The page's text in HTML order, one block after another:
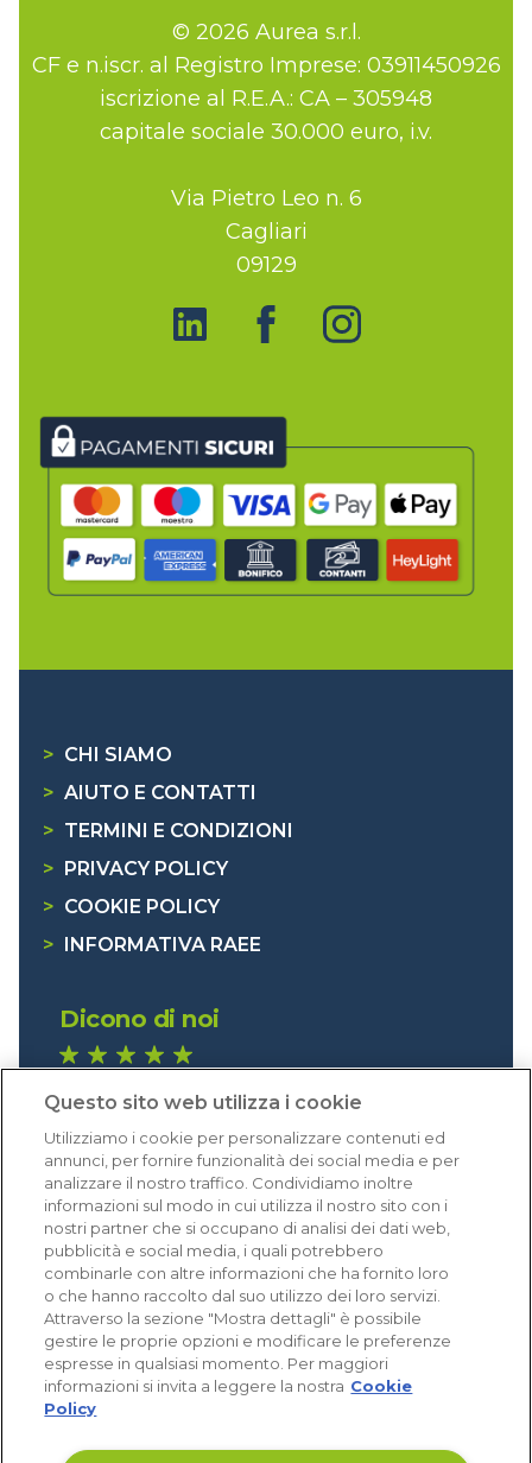
© 2026 Aurea s.r.l.
CF e n.iscr. al Registro Imprese: 03911450926
iscrizione al R.E.A.: CA – 305948
capitale sociale 30.000 euro, i.v.
Via Pietro Leo n. 6
Cagliari
09129
> CHI SIAMO
> AIUTO E CONTATTI
> TERMINI E CONDIZIONI
> PRIVACY POLICY
> COOKIE POLICY
> INFORMATIVA RAEE
Dicono di noi
Eccellente (4,8)
Acquisti verificati
Questo sito web utilizza i cookie
Utilizziamo i cookie per personalizzare contenuti ed
annunci, per fornire funzionalità dei social media e per
analizzare il nostro traffico. Condividiamo inoltre
informazioni sul modo in cui utilizza il nostro sito con i
nostri partner che si occupano di analisi dei dati web,
pubblicità e social media, i quali potrebbero
combinarle con altre informazioni che ha fornito loro
o che hanno raccolto dal suo utilizzo dei loro servizi.
Attraverso la sezione "Mostra dettagli" è possibile
gestire le proprie opzioni e modificare le preferenze
espresse in qualsiasi momento. Per maggiori
informazioni si invita a leggere la nostra Cookie
Policy